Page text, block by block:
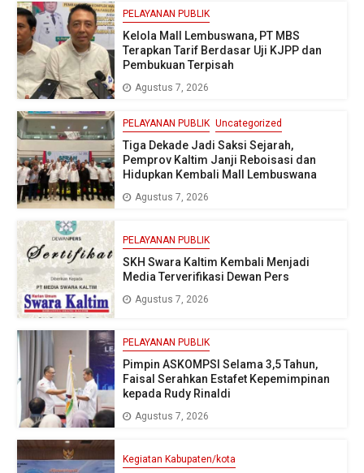
PELAYANAN PUBLIK
Kelola Mall Lembuswana, PT MBS
Terapkan Tarif Berdasar Uji KJPP dan
Pembukuan Terpisah
Agustus 7, 2026
PELAYANAN PUBLIK Uncategorized
Tiga Dekade Jadi Saksi Sejarah,
Pemprov Kaltim Janji Reboisasi dan
Hidupkan Kembali Mall Lembuswana
Agustus 7, 2026
PELAYANAN PUBLIK
SKH Swara Kaltim Kembali Menjadi
Media Terverifikasi Dewan Pers
Agustus 7, 2026
PELAYANAN PUBLIK
Pimpin ASKOMPSI Selama 3,5 Tahun,
Faisal Serahkan Estafet Kepemimpinan
kepada Rudy Rinaldi
Agustus 7, 2026
Kegiatan Kabupaten/kota